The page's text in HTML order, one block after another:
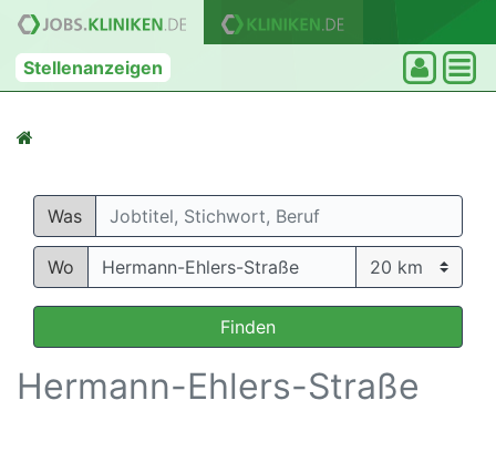
Stellenanzeigen
Was
Wo
Finden
Hermann-Ehlers-Straße